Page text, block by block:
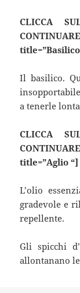
CLICCA
Il basilico.
a tenerle
CLICCA
title=”Aglio “]
L’olio
gradevole e
repellente.
Gli spicchi
allontanano